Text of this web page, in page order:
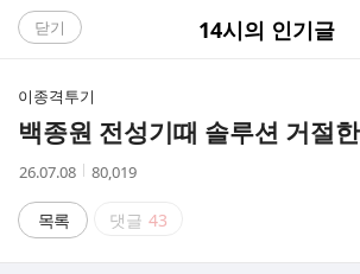
C
14시의 인기글
닫기
이종격투기
백종원 전성기때 솔루션 거절
작
시
간
26.07.08
조
80,019
목록 댓글 43